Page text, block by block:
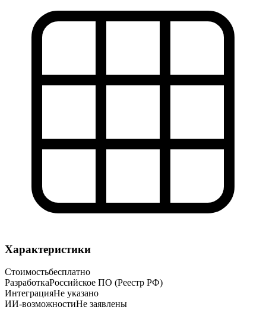
Характеристики
Стоимостьбесплатно
РазработкаРоссийское ПО (Реестр РФ)
ИнтеграцияНе указано
ИИ-возможностиНе заявлены